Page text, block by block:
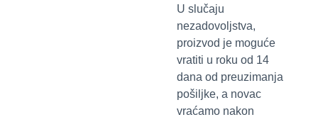
U slučaju
nezadovoljstva,
proizvod je moguće
vratiti u roku od 14
dana od preuzimanja
pošiljke, a novac
vraćamo nakon